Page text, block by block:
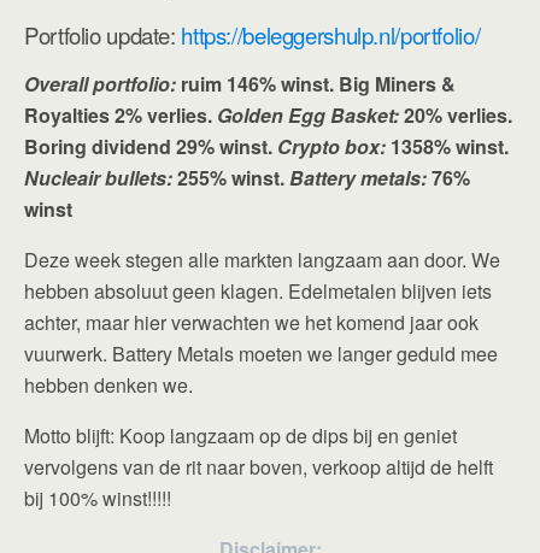
Portfolio update: https://beleggershulp.nl/portfolio/
Overall portfolio: ruim 146% winst. Big Miners &
Royalties 2% verlies. Golden Egg Basket:20% verlies.
Boring dividend 29% winst. Crypto box: 1358% winst.
Nucleair bullets:255% winst.Battery metals:76%
winst
Deze week stegen alle markten langzaam aan door. We
hebben absoluut geen klagen. Edelmetalen blijven iets
achter, maar hier verwachten we het komend jaar ook
vuurwerk. Battery Metals moeten we langer geduld mee
hebben denken we.
Motto blijft: Koop langzaam op de dips bij en geniet
vervolgens van de rit naar boven, verkoop altijd de helft
bij 100% winst!!!!!